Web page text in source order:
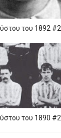
του 1892 #2
του 1890 #2